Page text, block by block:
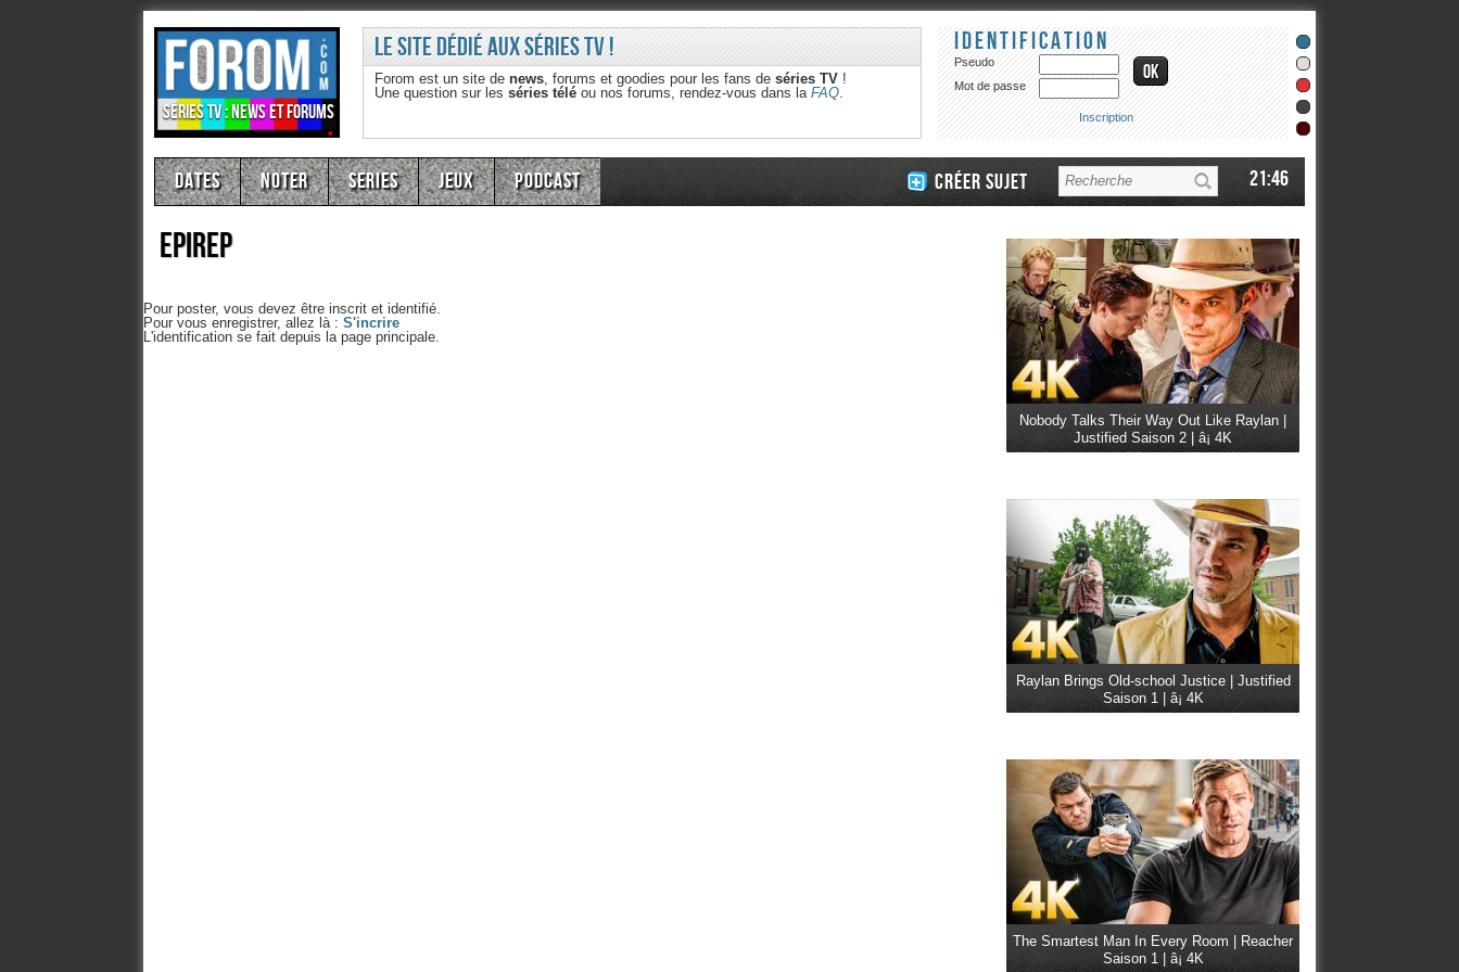
Séries TV : news et forums
Le site dédié aux séries TV !
Forom est un site de news, forums et goodies pour les fans de séries TV!
Une question sur les séries téléou nos forums, rendez-vous dans la FAQ.
Identification
Pseudo
Mot de passe
Inscription
Dates Noter Series Jeux Podcast Créer sujet 21:46
epirep
Pour poster, vous devez être inscrit et identifié.
Pour vous enregistrer, allez là : S'incrire
L'identification se fait depuis la page principale.
Nobody Talks Their Way Out Like Raylan |
Justified Saison 2 | â¡ 4K
Raylan Brings Old-school Justice | Justified
Saison 1 | â¡ 4K
The Smartest Man In Every Room | Reacher
Saison 1 | â¡ 4K